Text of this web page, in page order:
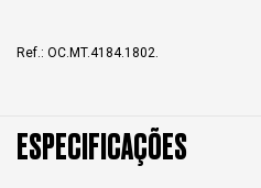
Ref.: OC.MT.4184.1802.
ESPECIFICAÇÕES